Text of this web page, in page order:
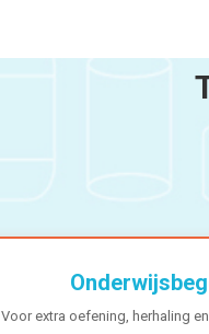
Voor extra oefening, herhaling